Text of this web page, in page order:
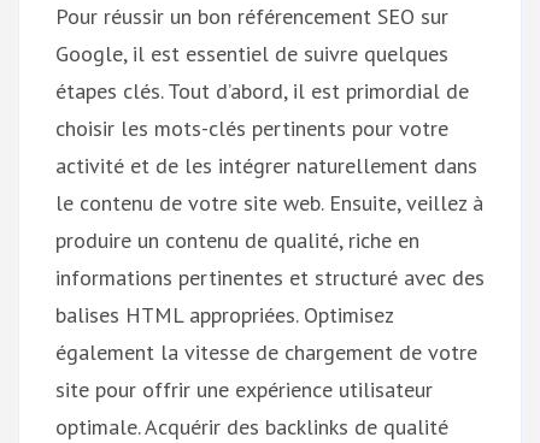
Pour réussir un bon référencement SEO sur
Google, il est essentiel de suivre quelques
étapes clés. Tout d’abord, il est primordial de
choisir les mots-clés pertinents pour votre
activité et de les intégrer naturellement dans
le contenu de votre site web. Ensuite, veillez à
produire un contenu de qualité, riche en
informations pertinentes et structuré avec des
balises HTML appropriées. Optimisez
également la vitesse de chargement de votre
site pour offrir une expérience utilisateur
optimale. Acquérir des backlinks de qualité